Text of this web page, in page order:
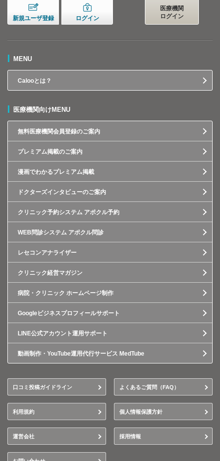
新規ユーザ登録 ログイン
医療機関
ログイン
MENU
Calooとは？
医療機関向けMENU
無料医療機関会員登録のご案内
プレミアム掲載のご案内
漫画でわかるプレミアム掲載
ドクターズインタビューのご案内
クリニック予約システム アポクル予約
WEB問診システム アポクル問診
レセコンアナライザー
クリニック経営マガジン
病院・クリニック ホームページ制作
Googleビジネスプロフィールサポート
LINE公式アカウント運用サポート
動画制作・YouTube運用代行サービス MedTube
口コミ投稿ガイドライン よくあるご質問（FAQ）
利用規約 個人情報保護方針
運営会社 採用情報